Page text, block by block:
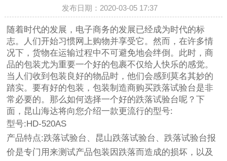
发布日期：2020-03-05 17:37
随着时代的发展，电子商务的发展已经成为时代的标
志。人们开始习惯网上购物并享受它。然而，在许多情
况下，货物在运输过程中不可避免地会绊倒。此时，商
品的包装尤为重要一个好的包裹不仅给人快乐的感觉。
当人们收到包装良好的物品时，他们会感到莫名其妙的
踏实。要有好的包装，包装制造商购买跌落试验台是非
常必要的。那么如何选择一个好的跌落试验台呢？下
面，昆山海达将向您介绍一款更流行的型号:
型号:HD-520AS
产品特点:跌落试验台、昆山跌落试验台、跌落试验台报
价是专门用来测试产品包装因跌落而造成的损坏，以及